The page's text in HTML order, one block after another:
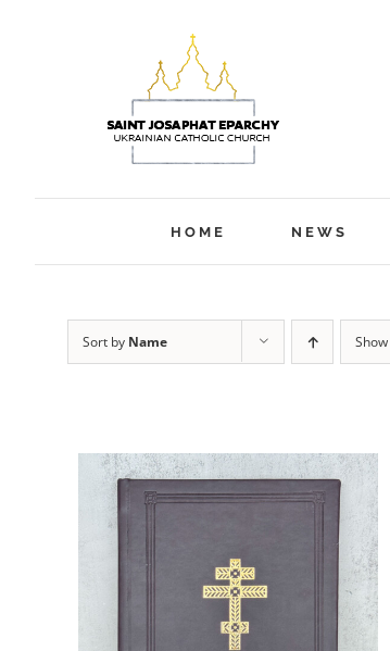
HOME NEWS
Sort by Name Show